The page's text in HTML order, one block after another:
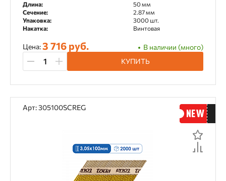
Длина:
50 мм
Сечение:
2.87 мм
Упаковка:
3000 шт.
Накатка:
Винтовая
Цена:3 716 руб.
В наличии (много)
КУПИТЬ
Арт: 305100SCREG